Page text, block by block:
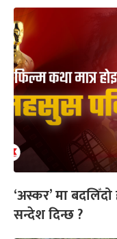
‘अस्कर’ मा
सन्देश दिन्छ ?